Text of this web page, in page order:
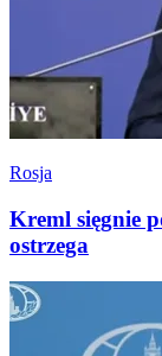
Rosja
Kreml sięgnie
ostrzega